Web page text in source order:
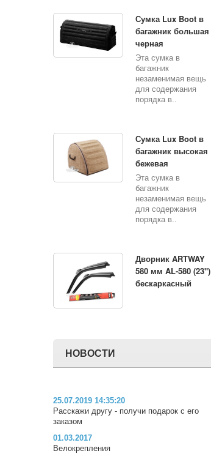
Сумка Lux Boot в
багажник большая
черная
Эта сумка в
багажник
незаменимая вещь
для содержания
порядка в..
Сумка Lux Boot в
багажник высокая
бежевая
Эта сумка в
багажник
незаменимая вещь
для содержания
порядка в..
Дворник ARTWAY
580 мм AL-580 (23")
бескаркасный
НОВОСТИ
25.07.2019 14:35:20
Расскажи другу - получи подарок с его
заказом
01.03.2017
Велокрепления